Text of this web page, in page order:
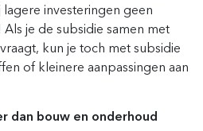
investeringen geen
je de subsidie samen met
kun je toch met subsidie
of kleinere aanpassingen aan
dan bouw en onderhoud